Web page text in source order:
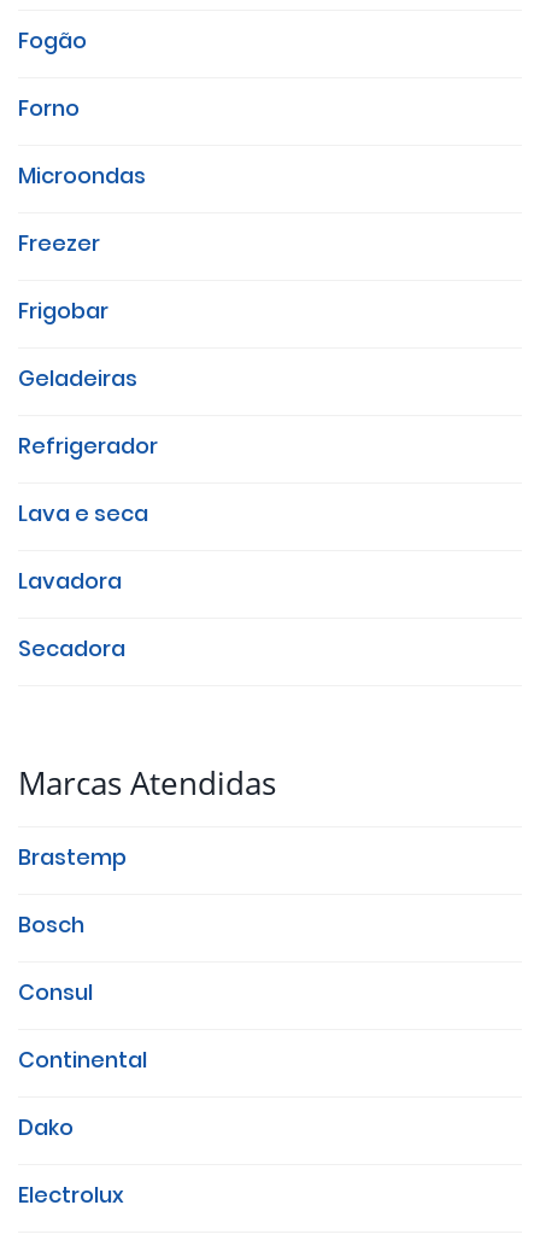
Fogão
Forno
Microondas
Freezer
Frigobar
Geladeiras
Refrigerador
Lava e seca
Lavadora
Secadora
Marcas Atendidas
Brastemp
Bosch
Consul
Continental
Dako
Electrolux